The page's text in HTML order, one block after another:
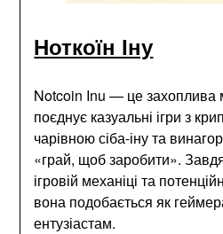
Ноткоїн Іну
Notcoin Inu — це захоплива
поєднує казуальні ігри з
чарівною сіба-іну та
«грай, щоб заробити».
ігровій механіці та
вона подобається як
ентузіастам.